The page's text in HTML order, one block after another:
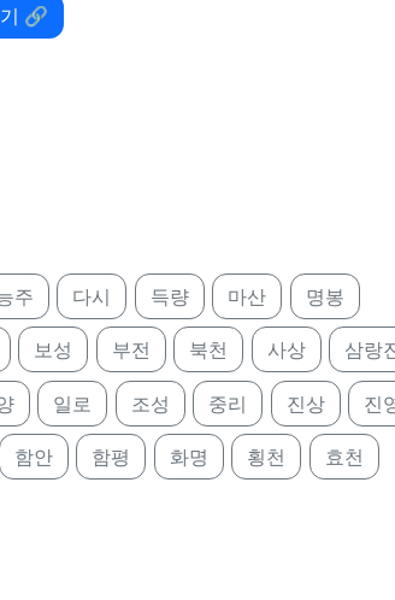
🔗
주 다시 득량 마산 명봉
보성 부전 북천 사상 삼랑
일로 조성 중리 진상 진
함안 함평 화명 횡천 효천